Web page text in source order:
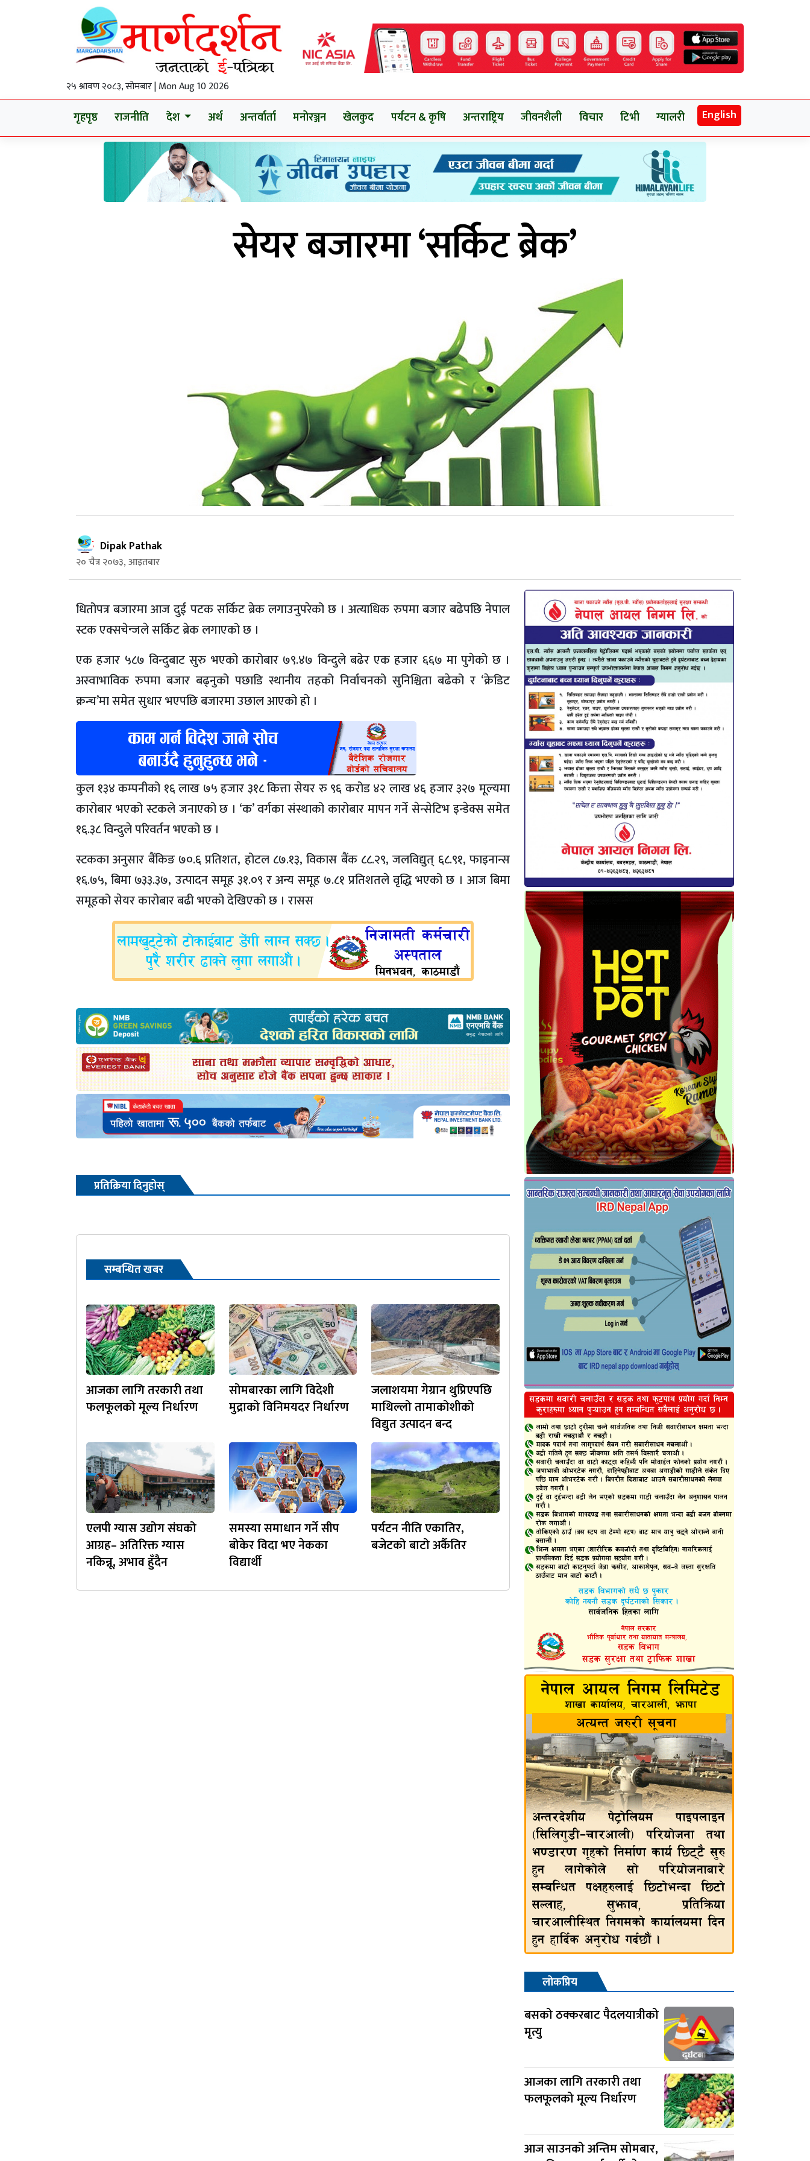
२५ श्रावण २०८३, सोमबार | Mon Aug 10 2026
गृहपृष्ठ राजनीति देश अर्थ अन्तर्वार्ता मनोरञ्जन खेलकुद पर्यटन & कृषि अन्तराष्ट्रिय जीवनशैली विचार टिभी ग्यालरी English
सेयर बजारमा ‘सर्किट ब्रेक’
Dipak Pathak
२० चैत्र २०७३, आइतबार
धितोपत्र बजारमा आज दुई पटक सर्किट ब्रेक लगाउनुपरेको छ । अत्याधिक रुपमा बजार बढेपछि नेपाल
स्टक एक्सचेन्जले सर्किट ब्रेक लगाएको छ ।
एक हजार ५८७ विन्दुबाट सुरु भएको कारोबार ७९.४७ विन्दुले बढेर एक हजार ६६७ मा पुगेको छ ।
अस्वाभाविक रुपमा बजार बढ्नुको पछाडि स्थानीय तहको निर्वाचनको सुनिश्चिता बढेको र ‘क्रेडिट
क्रन्च’मा समेत सुधार भएपछि बजारमा उछाल आएको हो ।
कुल १३४ कम्पनीको १६ लाख ७५ हजार ३१८ कित्ता सेयर रु ९६ करोड ४२ लाख ४६ हजार ३२७ मूल्यमा
कारोबार भएको स्टकले जनाएको छ । ‘क’ वर्गका संस्थाको कारोबार मापन गर्ने सेन्सेटिभ इन्डेक्स समेत
१६.३८ विन्दुले परिवर्तन भएको छ ।
स्टकका अनुसार बैंकिङ ७०.६ प्रतिशत, होटल ८७.१३, विकास बैंक ८८.२९, जलविद्युत् ६८.९१, फाइनान्स
१६.७५, बिमा ७३३.३७, उत्पादन समूह ३१.०९ र अन्य समूह ७.८१ प्रतिशतले वृद्धि भएको छ । आज बिमा
समूहको सेयर कारोबार बढी भएको देखिएको छ । रासस
प्रतिक्रिया दिनुहोस्
सम्बन्धित खबर
आजका लागि तरकारी तथा
फलफूलको मूल्य निर्धारण
सोमबारका लागि विदेशी
मुद्राको विनिमयदर निर्धारण
जलाशयमा गेग्रान थुप्रिएपछि
माथिल्लो तामाकोशीको
विद्युत उत्पादन बन्द
एलपी ग्यास उद्योग संघको
आग्रह– अतिरिक्त ग्यास
नकिन्नू, अभाव हुँदैन
समस्या समाधान गर्ने सीप
बोकेर विदा भए नेकका
विद्यार्थी
पर्यटन नीति एकातिर,
बजेटको बाटो अर्कैतिर
लोकप्रिय
बसको ठक्करबाट पैदलयात्रीको
मृत्यु
आजका लागि तरकारी तथा
फलफूलको मूल्य निर्धारण
आज साउनको अन्तिम सोमबार,